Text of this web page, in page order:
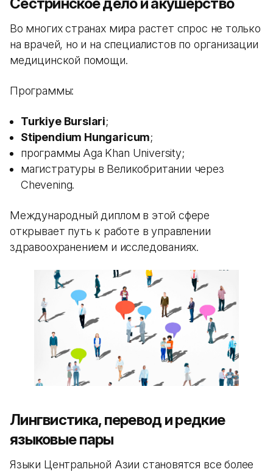
Во многих странах мира растет спрос не только
на врачей, но и на специалистов по организации
медицинской помощи.
Программы:
Turkiye Burslari;
Stipendium Hungaricum;
программы Aga Khan University;
магистратуры в Великобритании через
Chevening.
Международный диплом в этой сфере
открывает путь к работе в управлении
здравоохранением и исследованиях.
Лингвистика, перевод и редкие
языковые пары
Языки Центральной Азии становятся все более